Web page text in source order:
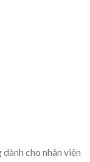
cho nhân viên